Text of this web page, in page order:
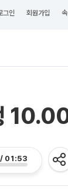
그인 회원가입
01:53